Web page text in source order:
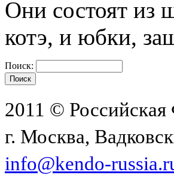
Они состоят
котэ, и юбки,
Поиск:
2011 ©
г. Москва,
info@kendo-